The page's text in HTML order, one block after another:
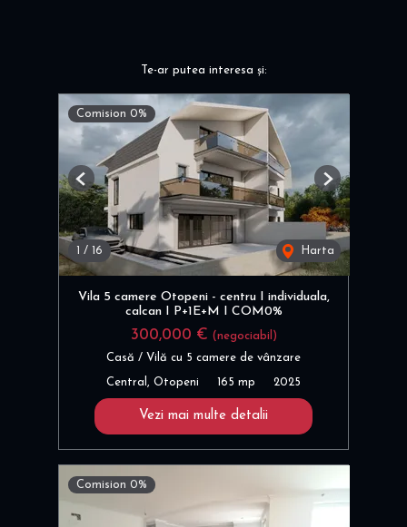
Te-ar putea interesa și:
Comision 0%
/ 16 Harta
Previous Next
Vila 5 camere Otopeni - centru I individuala,
calcan I P+1E+M I COM0%
300,000 € (negociabil)
Casă / Vilă cu 5 camere de vânzare
Central, Otopeni 165 mp 2025
Vezi mai multe detalii
Comision 0%